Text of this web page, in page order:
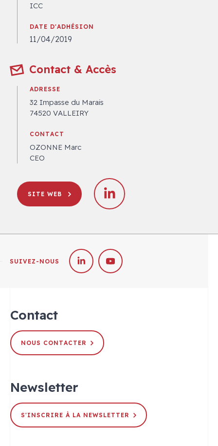
ICC
DATE D'ADHÉSION
11/04/2019
Contact & Accès
ADRESSE
32 Impasse du Marais
74520 VALLEIRY
CONTACT
OZONNE Marc
CEO
SITE WEB
SUIVEZ-NOUS
Contact
NOUS CONTACTER
Newsletter
S'INSCRIRE À LA NEWSLETTER